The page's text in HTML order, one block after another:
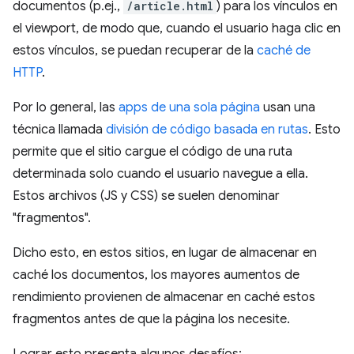
documentos (p.ej., /article.html ) para los vínculos en
el viewport, de modo que, cuando el usuario haga clic en
estos vínculos, se puedan recuperar de la caché de
HTTP.
Por lo general, las apps de una sola página usan una
técnica llamada división de código basada en rutas. Esto
permite que el sitio cargue el código de una ruta
determinada solo cuando el usuario navegue a ella.
Estos archivos (JS y CSS) se suelen denominar
"fragmentos".
Dicho esto, en estos sitios, en lugar de almacenar en
caché los documentos, los mayores aumentos de
rendimiento provienen de almacenar en caché estos
fragmentos antes de que la página los necesite.